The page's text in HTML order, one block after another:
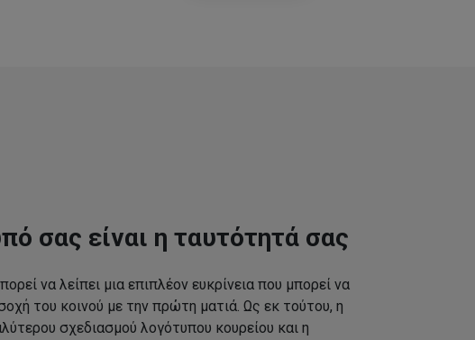
σας είναι η ταυτότητά σας
να λείπει μια επιπλέον ευκρίνεια που μπορεί να
του κοινού με την πρώτη ματιά. Ως εκ τούτου, η
σχεδιασμού λογότυπου κουρείου και η